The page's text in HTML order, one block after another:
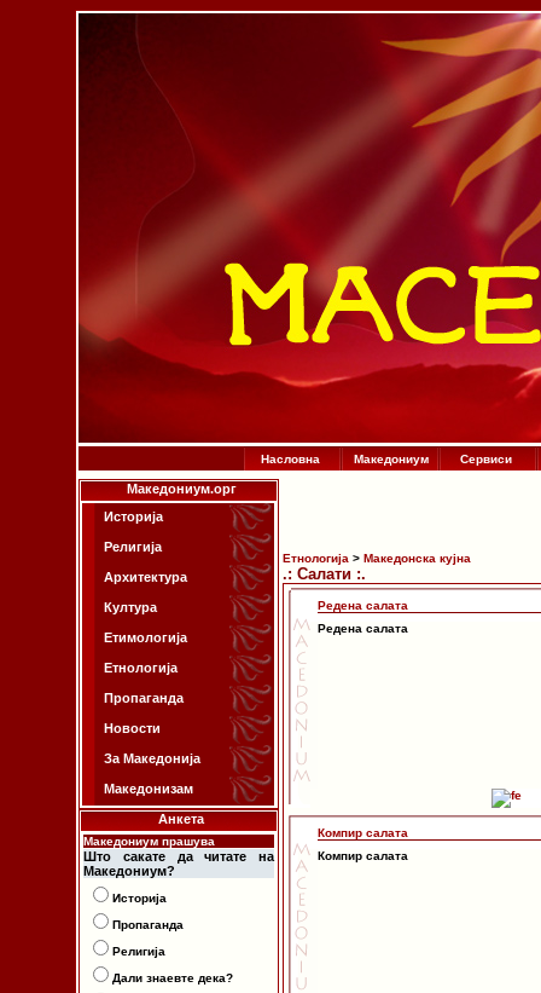
Насловна Македониум Сервиси
Македониум.орг
Историја
Религија
Архитектура
Култура
Етимологија
Етнологија
Пропаганда
Новости
За Македонија
Македонизам
Анкета
Македониум прашува
Што сакате да читате на
Македониум?
Историја
Пропаганда
Религија
Дали знаевте дека?
Етнологија > Македонска кујна
.: Салати :.
Редена салата
Редена салата
Компир салата
Компир салата